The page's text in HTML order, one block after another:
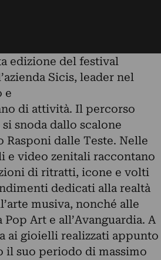
edizione del festival
Sicis, leader nel
e
di attività. Il percorso
snoda dallo scalone
Rasponi dalle Teste. Nelle
e video zenitali raccontano
di ritratti, icone e volti
dedicati alla realtà
musiva, nonché alle
Art e all’Avanguardia. A
ai gioielli realizzati appunto
il suo periodo di massimo